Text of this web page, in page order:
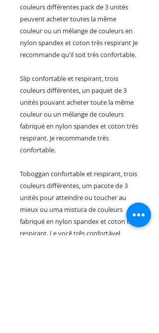
couleurs différentes pack de 3 unités
peuvent acheter toutes la même
couleur ou un mélange de couleurs en
nylon spandex et coton très respirant Je
recommande qu'il soit très confortable.
Slip confortable et respirant, trois
couleurs différentes, un paquet de 3
unités pouvant acheter toute la même
couleur ou un mélange de couleurs
fabriqué en nylon spandex et coton très
respirant. Je recommande très
confortable.
Toboggan confortable et respirant, trois
couleurs différentes, um pacote de 3
unités pour atteindre ou toucher au
mieux ou uma mistura de couleurs
fabriqué en nylon spandex et coton très
respirant. Le você três confortável